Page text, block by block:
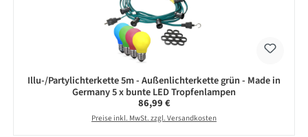
Illu-/Partylichterkette 5m - Außenlichterkette grün - Made in
Germany 5 x bunte LED Tropfenlampen
Regulärer Preis:
86,99 €
Preise inkl. MwSt. zzgl. Versandkosten